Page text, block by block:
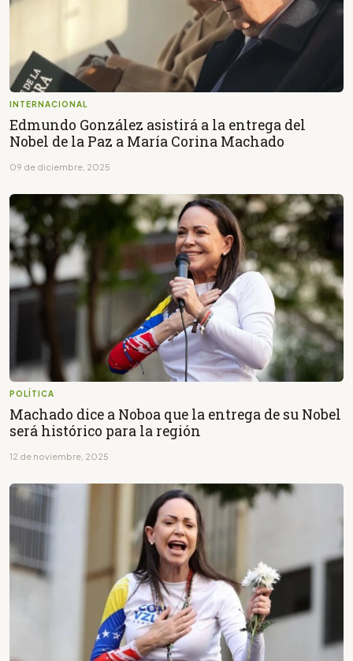
INTERNACIONAL
Edmundo González asistirá a la entrega del
Nobel de la Paz a María Corina Machado
09 de diciembre, 2025
POLÍTICA
Machado dice a Noboa que la entrega de su Nobel
será histórico para la región
12 de noviembre, 2025